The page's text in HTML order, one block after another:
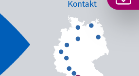
Kontakt